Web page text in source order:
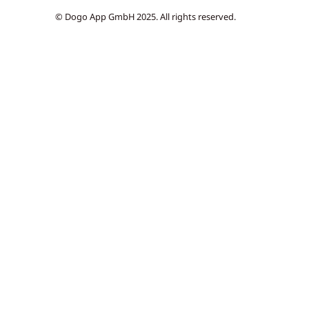
© Dogo App GmbH 2025. All rights reserved.